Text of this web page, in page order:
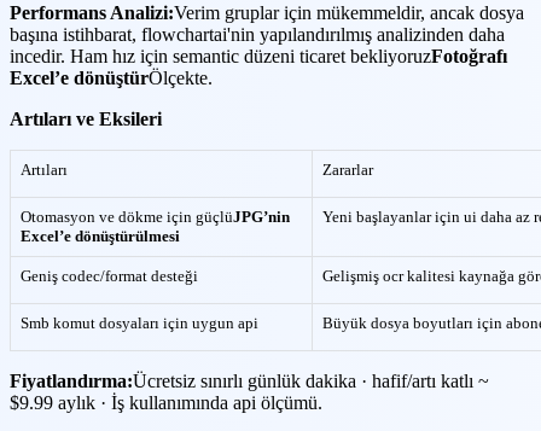
Performans Analizi:Verim gruplar için mükemmeldir, ancak dosya
başına istihbarat, flowchartai'nin yapılandırılmış analizinden daha
incedir. Ham hız için semantic düzeni ticaret bekliyoruzFotoğrafı
Excel’e dönüştürÖlçekte.
Artıları ve Eksileri
Artıları Zararlar
Otomasyon ve dökme için güçlüJPG’nin
Excel’e dönüştürülmesi
Yeni başlayanlar için ui daha az
Geniş codec/format desteği Gelişmiş ocr kalitesi kaynağa
Smb komut dosyaları için uygun api Büyük dosya boyutları için
Fiyatlandırma:Ücretsiz sınırlı günlük dakika · hafif/artı katlı ~
$9.99 aylık · İş kullanımında api ölçümü.